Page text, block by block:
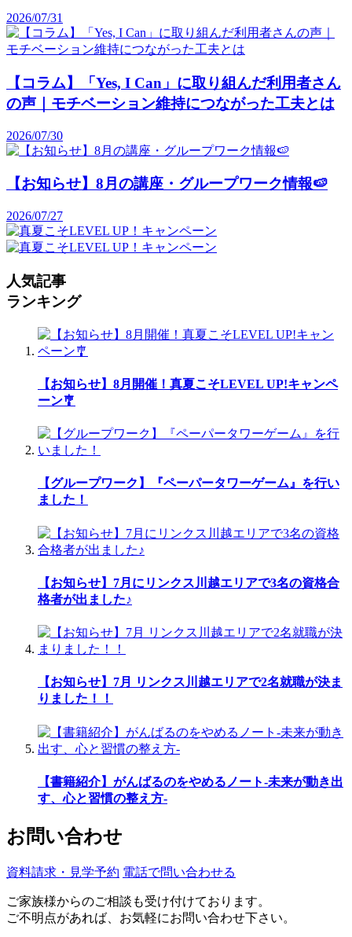
2026/07/31
【コラム】「Yes, I Can」に取り組んだ利用者さん
の声｜モチベーション維持につながった工夫とは
2026/07/30
【お知らせ】8月の講座・グループワーク情報🍉
2026/07/27
人気記事
ランキング
【お知らせ】8月開催！真夏こそLEVEL UP!キャンペ
ーン🎐
【グループワーク】『ペーパータワーゲーム』を行い
ました！
【お知らせ】7月にリンクス川越エリアで3名の資格合
格者が出ました♪
【お知らせ】7月 リンクス川越エリアで2名就職が決ま
りました！！
【書籍紹介】がんばるのをやめるノート-未来が動き出
す、心と習慣の整え方-
お問い合わせ
資料請求・見学予約 電話で問い合わせる
ご家族様からのご相談も受け付けております。
ご不明点があれば、お気軽にお問い合わせ下さい。